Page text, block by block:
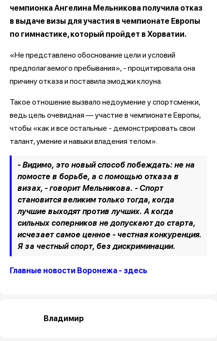
чемпионка Ангелина Мельникова получила отказ
в выдаче визы для участия в чемпионате Европы
по гимнастике, который пройдет в Хорватии.
«Не представлено обоснование цели и условий
предполагаемого пребывания», - процитировала она
причину отказа и поставила эмоджи клоуна.
Такое отношение вызвало недоумение у спортсменки,
ведь цель очевидная — участие в чемпионате Европы,
чтобы «как и все остальные - демонстрировать свои
талант, умение и навыки владения телом».
- Видимо, это новый способ побеждать: не на
помосте в борьбе, а с помощью отказа в
визах, - говорит Мельникова. - Спорт
становится великим только тогда, когда
лучшие выходят против лучших. А когда
сильных соперников не допускают до старта,
исчезает самое ценное - честная конкуренция.
Я за честный спорт, без дискриминации.
Главные новости Воронежа - здесь
Владимир